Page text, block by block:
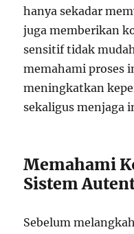
hanya sekadar
juga memberikan
sensitif tidak
memahami proses
meningkatkan
sekaligus menjaga
Memahami
Sistem
Sebelum